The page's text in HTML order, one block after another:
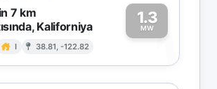
7 km
Kaliforniya
I 38.81, -122.82
1.3
MW1